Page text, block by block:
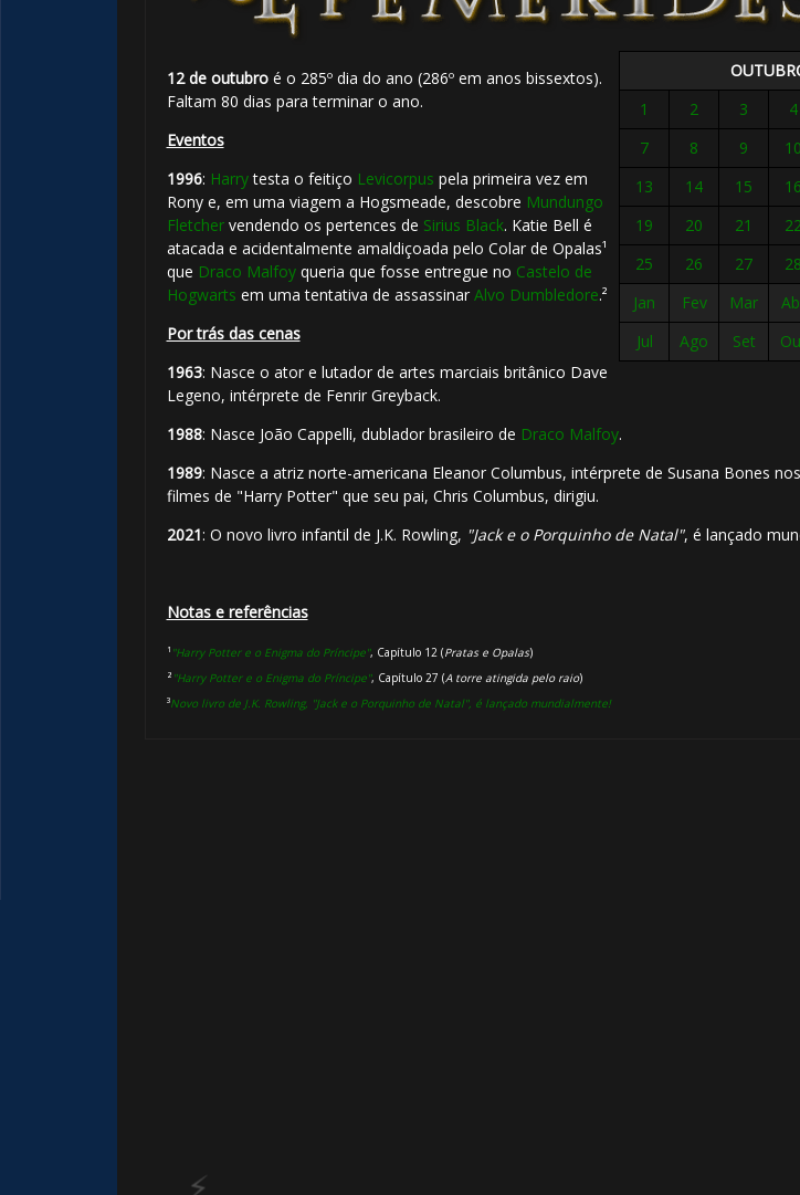
1
2 3 4
7
8 9 10
13
14 15 16
19
20 21
25
26 27 28
Jan Fev Mar
Jul
Ago Set
12 de outubroé o 285º dia do ano (286º em anos bissextos).
Faltam 80 dias para terminar o ano.
Eventos
1996: Harrytesta o feitiço Levicorpus pela primeira vez em
Rony e, em uma viagem a Hogsmeade, descobre Mundungo
Fletchervendendo os pertences de Sirius Black. Katie Bell é
atacada e acidentalmente amaldiçoada pelo Colar de Opalas¹
que Draco Malfoyqueria que fosse entregue no Castelo de
Hogwarts em uma tentativa de assassinar Alvo Dumbledore.²
Por trás das cenas
1963: Nasce o ator e lutador de artes marciais britânico Dave
Legeno, intérprete de Fenrir Greyback.
1988: Nasce João Cappelli, dublador brasileiro de Draco Malfoy.
1989: Nasce a atriz norte-americana Eleanor Columbus, intérprete de Susana Bones
filmes de "Harry Potter" que seu pai, Chris Columbus, dirigiu.
2021: O novo livro infantil de J.K. Rowling, "Jack e o Porquinho de Natal", é lançado
Notas e referências
¹ "Harry Potter e o Enigma do Príncipe", Capítulo 12 (Pratas e Opalas)
² "Harry Potter e o Enigma do Príncipe", Capítulo 27 (A torre atingida pelo raio)
³Novo livro de J.K. Rowling, "Jack e o Porquinho de Natal", é lançado mundialmente!
🎂